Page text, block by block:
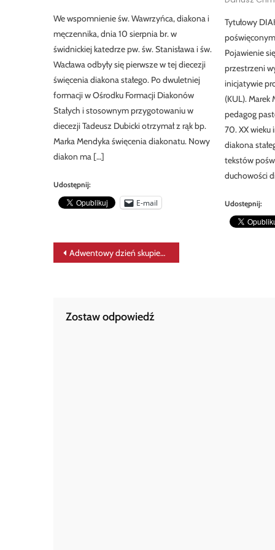
We wspomnienie św. Wawrzyńca, diakona i
męczennika, dnia 10 sierpnia br. w
świdnickiej katedrze pw. św. Stanisława i św.
Wacława odbyły się pierwsze w tej diecezji
święcenia diakona stałego. Po dwuletniej
formacji w Ośrodku Formacji Diakonów
Stałych i stosownym przygotowaniu w
diecezji Tadeusz Dubicki otrzymał z rąk bp.
Marka Mendyka święcenia diakonatu. Nowy
diakon ma […]
Udostępnij:
E-mail
Tytułowy
Pojawienie
przestrzeni
inicjatywie
(KUL). Marek
pedagog
70. XX wieku
diakona
tekstów
duchowości
Udostępnij:
Nawigacja
Adwentowy dzień skupienia i… (aktualizacja)
Zostaw odpowiedź